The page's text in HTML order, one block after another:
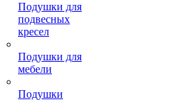
Подушки для
подвесных
кресел
Подушки для
мебели
Подушки